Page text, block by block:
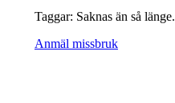
Taggar: Saknas än så länge.
Anmäl missbruk